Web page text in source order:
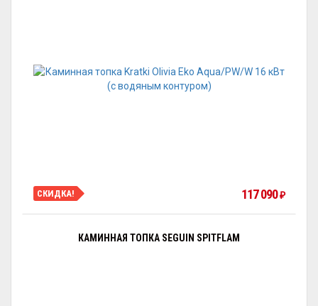
СКИДКА! 117 090₽
КАМИННАЯ ТОПКА SEGUIN SPITFLAM